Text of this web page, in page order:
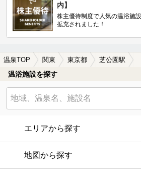
内】
株主優待制度で人気の温浴施
拡充されました！
温泉TOP 関東 東京都 芝公園駅
温浴施設を探す
エリアから探す
地図から探す